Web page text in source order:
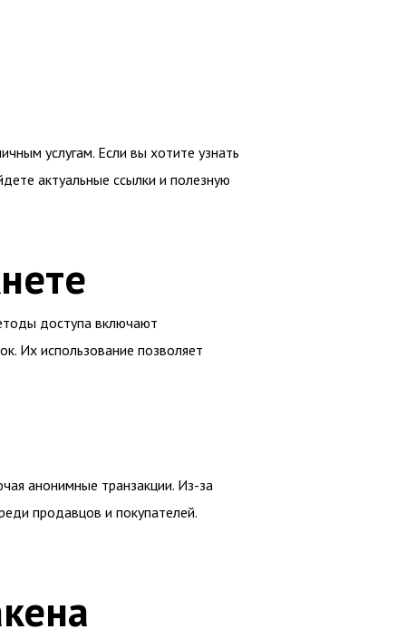
услугам. Если вы хотите узнать
актуальные ссылки и полезную
доступа включают
Их использование позволяет
анонимные транзакции. Из-за
продавцов и покупателей.